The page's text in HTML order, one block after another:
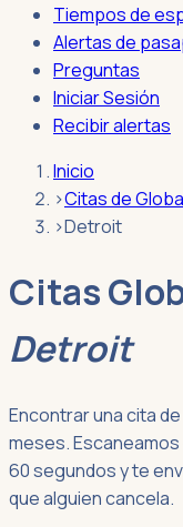
Tiempos de
Alertas de
Preguntas
Iniciar Sesión
Recibir alertas
Inicio
›Citas de
›Detroit
Citas
Detroit
Encontrar una cita
meses.
60 segundos y te
que alguien cancela.